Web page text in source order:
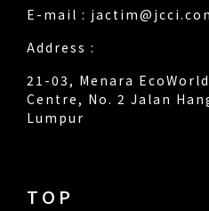
E-mail :
Address :
21-03, Menara
Centre, No. 2 Jalan
Lumpur
TOP